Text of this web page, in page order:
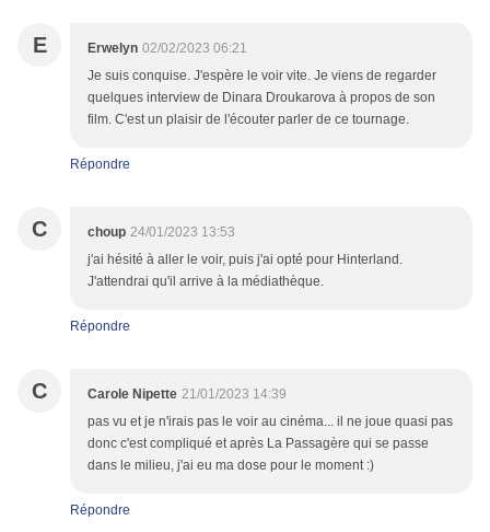
E Erwelyn 02/02/2023 06:21
Je suis conquise. J'espère le voir vite. Je viens de regarder
quelques interview de Dinara Droukarova à propos de son
film. C'est un plaisir de l'écouter parler de ce tournage.
Répondre
C choup 24/01/2023 13:53
j'ai hésité à aller le voir, puis j'ai opté pour Hinterland.
J'attendrai qu'il arrive à la médiathèque.
Répondre
C Carole Nipette 21/01/2023 14:39
pas vu et je n'irais pas le voir au cinéma... il ne joue quasi pas
donc c'est compliqué et après La Passagère qui se passe
dans le milieu, j'ai eu ma dose pour le moment :)
Répondre